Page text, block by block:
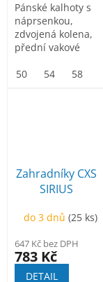
Pánské kalhoty s
náprsenkou,
zdvojená kolena,
přední vakové
kapsa na...
50 54 58
Zahradníky CXS
SIRIUS
170-176cm,
do 3 dnů(25 ks)
647 Kč bez DPH
783 Kč
DETAIL